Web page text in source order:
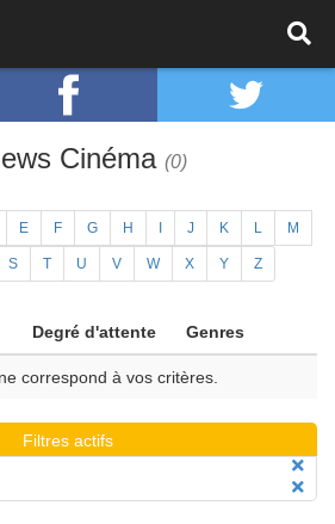
Cinéma (0)
E F G H J K L M
S T U V W X Y Z
Degré d'attente Genres
correspond à vos critères.
Filtres actifs